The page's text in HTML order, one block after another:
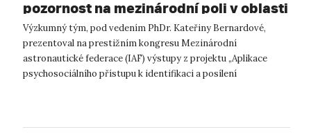
pozornost na mezinárodní poli v oblasti
kosmického výzkumu
Výzkumný tým, pod vedením PhDr. Kateřiny Bernardové,
prezentoval na prestižním kongresu Mezinárodní
astronautické federace (IAF) výstupy z projektu „Aplikace
psychosociálního přístupu k identifikaci a posílení